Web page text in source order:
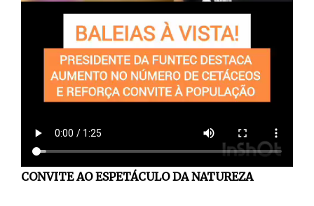
CONVITE AO ESPETÁCULO DA NATUREZA